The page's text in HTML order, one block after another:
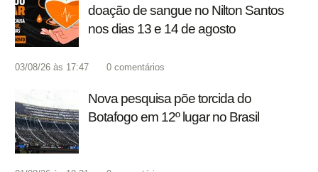
doação de sangue no Nilton Santos
nos dias 13 e 14 de agosto
03/08/26 às 17:47 0 comentários
Nova pesquisa põe torcida do
Botafogo em 12º lugar no Brasil